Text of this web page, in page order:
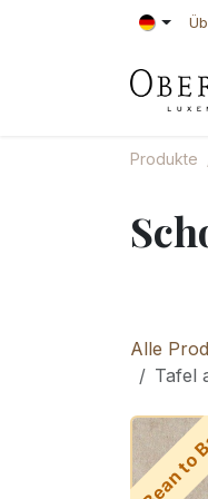
Zum Inhalt springen
Produkte
Alle
Tafel
Bean